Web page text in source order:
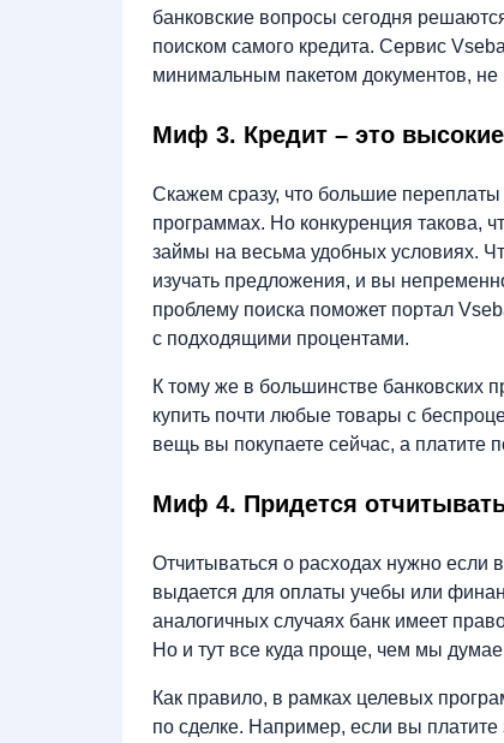
банковские вопросы сегодня
поиском самого кредита. Сервис
минимальным пакетом документов,
Миф 3. Кредит – это
Скажем сразу, что большие
программах. Но конкуренция такова,
займы на весьма удобных условиях.
изучать предложения, и вы
проблему поиска поможет портал
с подходящими процентами.
К тому же в большинстве банковских
купить почти любые товары с
вещь вы покупаете сейчас, а платите
Миф 4. Придется
Отчитываться о расходах нужно если
выдается для оплаты учебы или
аналогичных случаях банк имеет
Но и тут все куда проще, чем мы
Как правило, в рамках целевых
по сделке. Например, если вы платите